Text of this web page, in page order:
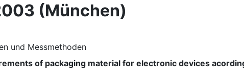
(München)
und Messmethoden
of packaging material for electronic devices